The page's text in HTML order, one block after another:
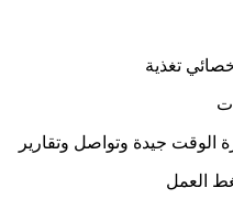
تغذية
الوقت جيدة وتواصل وتقارير
العمل